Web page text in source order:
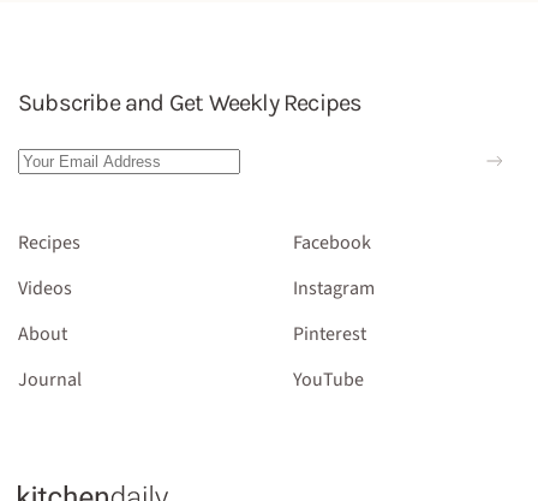
Subscribe and Get Weekly Recipes
Recipes
Videos
About
Journal
Facebook
Instagram
Pinterest
YouTube